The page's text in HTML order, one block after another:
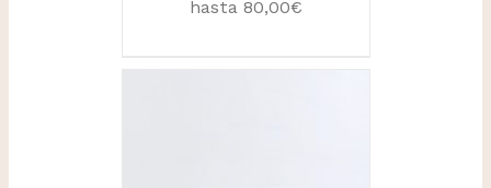
hasta 80,00€